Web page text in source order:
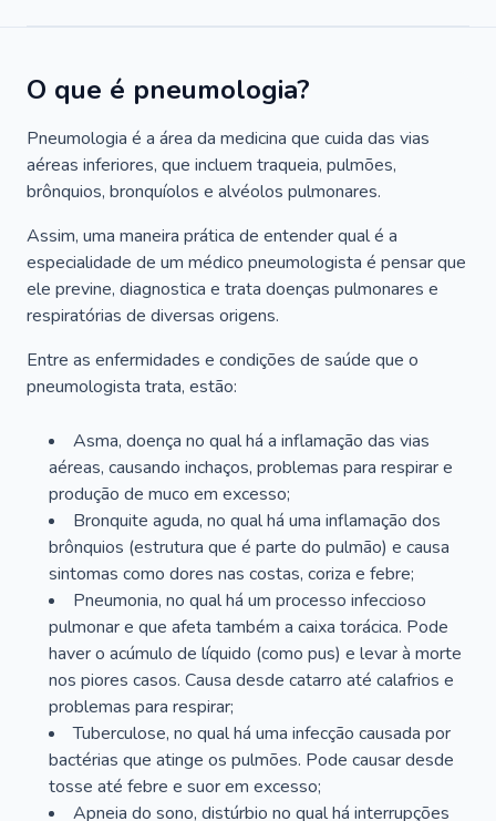
O que é pneumologia?
Pneumologia é a área da medicina que cuida das vias
aéreas inferiores, que incluem traqueia, pulmões,
brônquios, bronquíolos e alvéolos pulmonares.
Assim, uma maneira prática de entender qual é a
especialidade de um médico pneumologista é pensar que
ele previne, diagnostica e trata doenças pulmonares e
respiratórias de diversas origens.
Entre as enfermidades e condições de saúde que o
pneumologista trata, estão:
Asma, doença no qual há a inflamação das vias
aéreas, causando inchaços, problemas para respirar e
produção de muco em excesso;
Bronquite aguda, no qual há uma inflamação dos
brônquios (estrutura que é parte do pulmão) e causa
sintomas como dores nas costas, coriza e febre;
Pneumonia, no qual há um processo infeccioso
pulmonar e que afeta também a caixa torácica. Pode
haver o acúmulo de líquido (como pus) e levar à morte
nos piores casos. Causa desde catarro até calafrios e
problemas para respirar;
Tuberculose, no qual há uma infecção causada por
bactérias que atinge os pulmões. Pode causar desde
tosse até febre e suor em excesso;
Apneia do sono, distúrbio no qual há interrupções